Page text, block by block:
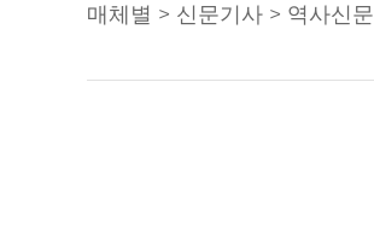
매체별 > 신문기사 > 역사신문